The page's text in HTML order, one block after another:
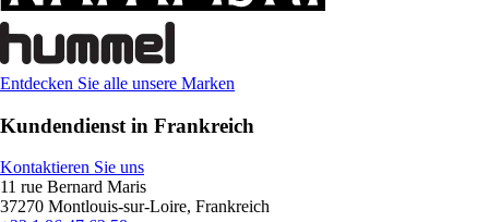
Entdecken Sie alle unsere Marken
Kundendienst in Frankreich
Kontaktieren Sie uns
11 rue Bernard Maris
37270 Montlouis-sur-Loire, Frankreich